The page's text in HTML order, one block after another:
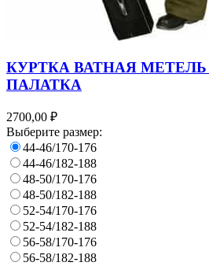
КУРТКА ВАТНАЯ МЕТЕЛЬ
ПАЛАТКА
2700,00 ₽
Выберите размер:
44-46/170-176
44-46/182-188
48-50/170-176
48-50/182-188
52-54/170-176
52-54/182-188
56-58/170-176
56-58/182-188